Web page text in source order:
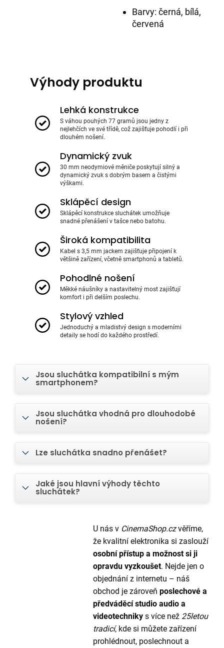
Barvy: černá, bílá,
červená
Výhody produktu
Lehká konstrukce
S váhou pouhých 77 gramů jsou jedny z
nejlehčích ve své třídě, což zajišťuje pohodlí i při
dlouhém nošení.
Dynamický zvuk
30 mm neodymiové měniče poskytují silný a
dynamický zvuk s dobrým basem a čistými
výškami.
Sklápěcí design
Sklápěcí konstrukce sluchátek umožňuje
snadné přenášení v tašce nebo batohu.
Široká kompatibilita
Kabel s 3,5 mm jackem zajišťuje připojení k
většině zařízení, včetně smartphonů a tabletů.
Pohodlné nošení
Měkké náušníky a nastavitelný most zajišťují
komfort i při delším poslechu.
Stylový vzhled
Jednoduchý a mladistvý design s moderními
detaily se hodí do každého prostředí.
Jsou sluchátka kompatibilní s mým
smartphonem?
Jsou sluchátka vhodná pro dlouhodobé
nošení?
Lze sluchátka snadno přenášet?
Jaké jsou hlavní výhody těchto
sluchátek?
U nás v CinemaShop.czvěříme,
že kvalitní elektronika si zaslouží
osobní přístup a možnost si ji
opravdu vyzkoušet. Nejde jen o
objednání z internetu – náš
obchod je zároveň poslechové a
předváděcí studio audio a
videotechnikys více než 25letou
tradicí, kde si můžete zařízení
prohlédnout, poslechnout a